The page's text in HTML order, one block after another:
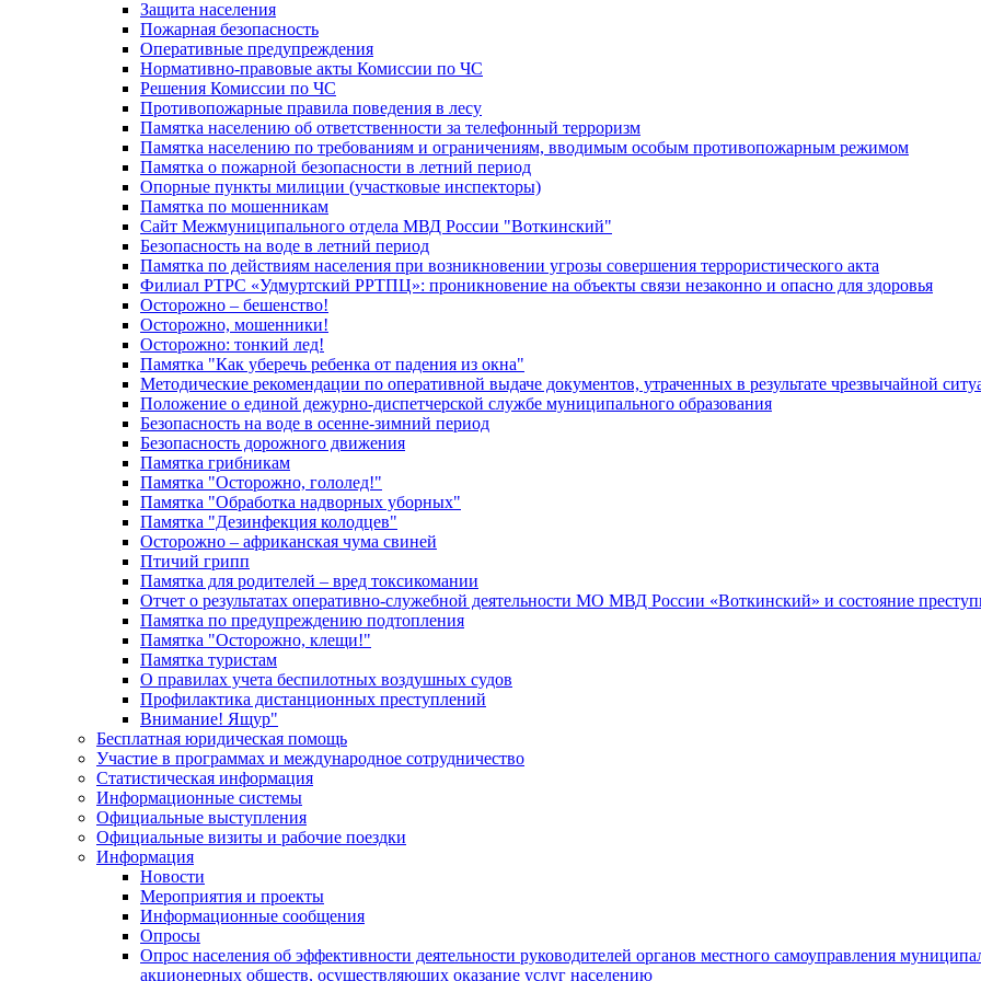
Защита населения
Пожарная безопасность
Оперативные предупреждения
Нормативно-правовые акты Комиссии по ЧС
Решения Комиссии по ЧС
Противопожарные правила поведения в лесу
Памятка населению об ответственности за телефонный терроризм
Памятка населению по требованиям и ограничениям, вводимым особым противопожарным режимом
Памятка о пожарной безопасности в летний период
Опорные пункты милиции (участковые инспекторы)
Памятка по мошенникам
Сайт Межмуниципального отдела МВД России "Воткинский"
Безопасность на воде в летний период
Памятка по действиям населения при возникновении угрозы совершения террористического акта
Филиал РТРС «Удмуртский РРТПЦ»: проникновение на объекты связи незаконно и опасно для здоровья
Осторожно – бешенство!
Осторожно, мошенники!
Осторожно: тонкий лед!
Памятка "Как уберечь ребенка от падения из окна"
Методические рекомендации по оперативной выдаче документов, утраченных в результате чрезвычайной
Положение о единой дежурно-диспетчерской службе муниципального образования
Безопасность на воде в осенне-зимний период
Безопасность дорожного движения
Памятка грибникам
Памятка "Осторожно, гололед!"
Памятка "Обработка надворных уборных"
Памятка "Дезинфекция колодцев"
Осторожно – африканская чума свиней
Птичий грипп
Памятка для родителей – вред токсикомании
Отчет о результатах оперативно-служебной деятельности МО МВД России «Воткинский» и состояние
Памятка по предупреждению подтопления
Памятка "Осторожно, клещи!"
Памятка туристам
О правилах учета беспилотных воздушных судов
Профилактика дистанционных преступлений
Внимание! Ящур"
Бесплатная юридическая помощь
Участие в программах и международное сотрудничество
Статистическая информация
Информационные системы
Официальные выступления
Официальные визиты и рабочие поездки
Информация
Новости
Мероприятия и проекты
Информационные сообщения
Опросы
Опрос населения об эффективности деятельности руководителей органов местного самоуправления
акционерных обществ, осуществляющих оказание услуг населению